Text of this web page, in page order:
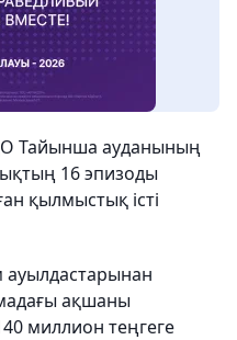
Тайынша ауданының
16 эпизоды
қылмыстық істі
ауылдастарынан
ақшаны
миллион теңгеге